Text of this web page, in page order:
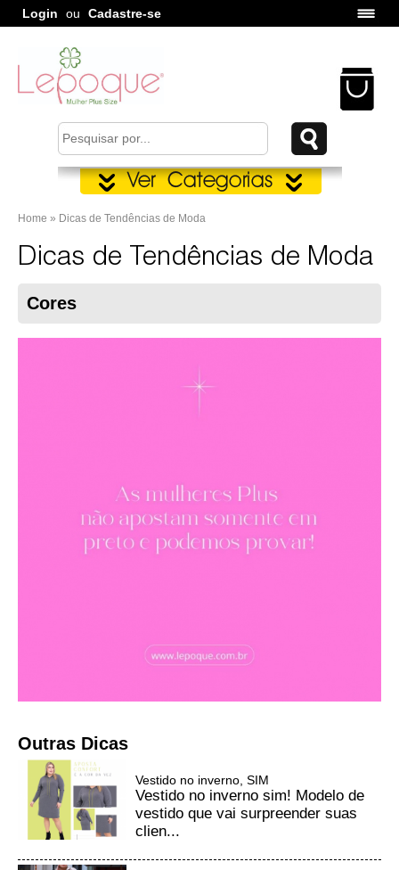
Login ou Cadastre-se
Home » Dicas de Tendências de Moda
Dicas de Tendências de Moda
Cores
Outras Dicas
Vestido no inverno, SIM
Vestido no inverno sim! Modelo de
vestido que vai surpreender suas
clien...